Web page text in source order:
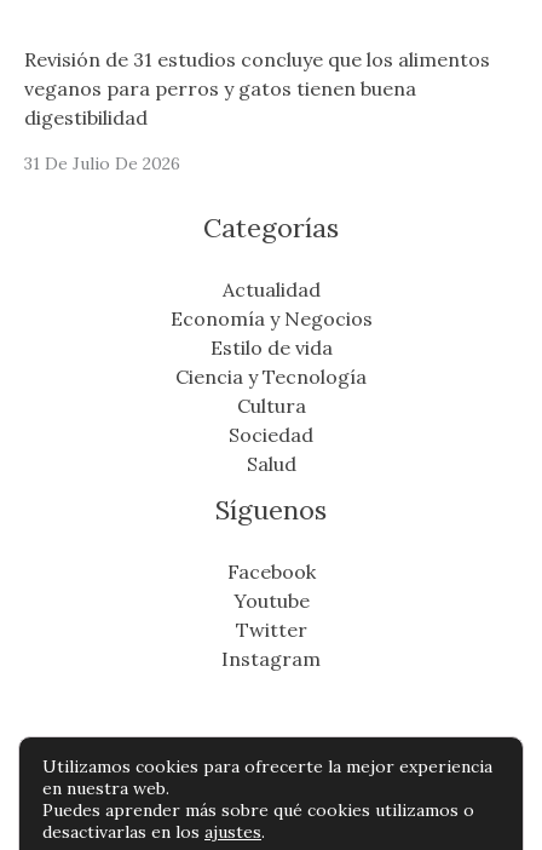
Revisión de 31 estudios concluye que los alimentos
veganos para perros y gatos tienen buena
digestibilidad
31 De Julio De 2026
Categorías
Actualidad
Economía y Negocios
Estilo de vida
Ciencia y Tecnología
Cultura
Sociedad
Salud
Síguenos
Facebook
Youtube
Twitter
Instagram
Copyright © Todos os direitos reservados -
suresteinfo.com
Utilizamos cookies para ofrecerte la mejor experiencia
en nuestra web.
Puedes aprender más sobre qué cookies utilizamos o
desactivarlas en los ajustes.